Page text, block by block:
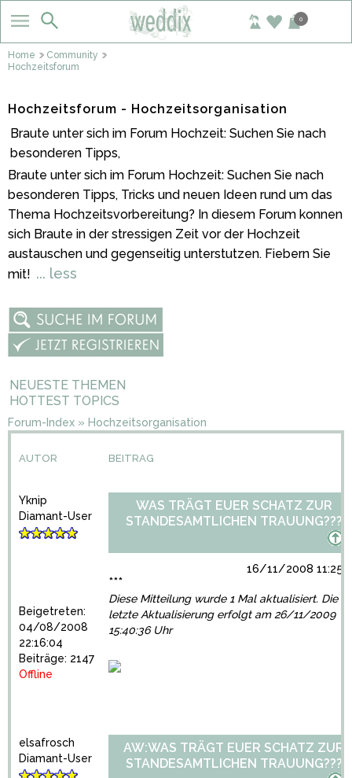
0
Home
Community
Hochzeitsforum
Hochzeitsforum - Hochzeitsorganisation
Braute unter sich im Forum Hochzeit: Suchen Sie nach
besonderen Tipps,
Braute unter sich im Forum Hochzeit: Suchen Sie nach
besonderen Tipps, Tricks und neuen Ideen rund um das
Thema Hochzeitsvorbereitung? In diesem Forum konnen
sich Braute in der stressigen Zeit vor der Hochzeit
austauschen und gegenseitig unterstutzen. Fiebern Sie
mit! ... less
NEUESTE THEMEN
HOTTEST TOPICS
Forum-Index » Hochzeitsorganisation
AUTOR BEITRAG
Yknip
Diamant-User
Beigetreten:
04/08/2008
22:16:04
Beiträge: 2147
Offline
WAS TRÄGT EUER SCHATZ ZUR
STANDESAMTLICHEN TRAUUNG???
16/11/2008
***
Diese Mitteilung wurde 1 Mal aktualisiert. Die
letzte Aktualisierung erfolgt am 26/11/2009
15:40:36 Uhr
elsafrosch
Diamant-User
AW:WAS TRÄGT EUER SCHATZ ZUR
STANDESAMTLICHEN TRAUUNG???